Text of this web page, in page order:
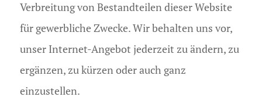
Verbreitung von Bestandteilen dieser Website
für gewerbliche Zwecke. Wir behalten uns vor,
unser Internet-Angebot jederzeit zu ändern, zu
ergänzen, zu kürzen oder auch ganz
einzustellen.